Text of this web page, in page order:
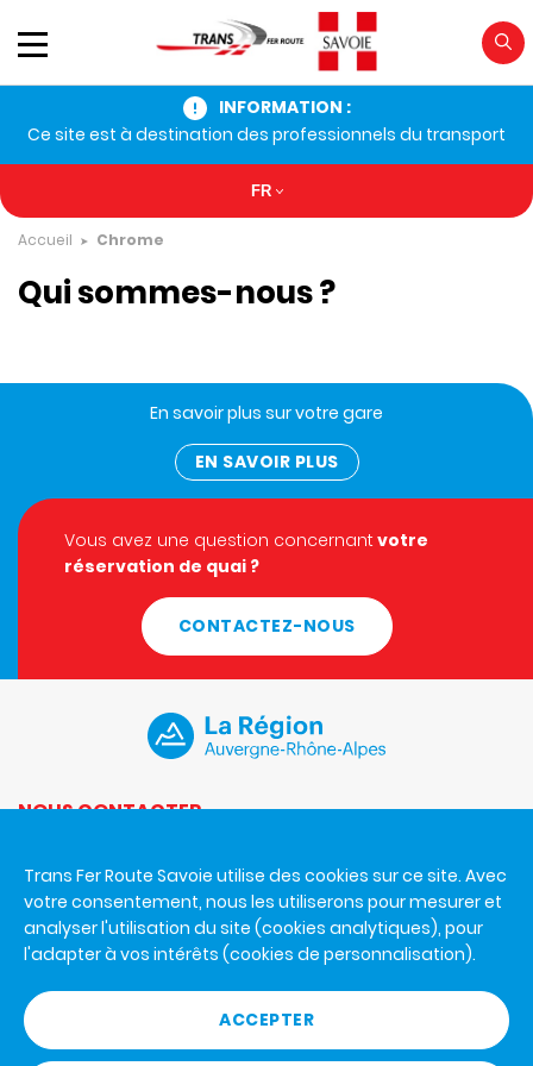
INFORMATION :
Ce site est à destination des professionnels du transport
FR
Accueil Chrome
Qui sommes-nous ?
En savoir plus sur votre gare
EN SAVOIR PLUS
Vous avez une question concernant votre
réservation de quai ?
CONTACTEZ-NOUS
NOUS CONTACTER
Trans Fer Route Savoie
926 A avenue de la Houille Blanche
73000 Chambéry
RÈGLEMENT GÉNÉRAL DES GARES ROUTIÈRES
Trans Fer Route Savoie utilise des cookies sur ce site. Avec
votre consentement, nous les utiliserons pour mesurer et
analyser l'utilisation du site (cookies analytiques), pour
l'adapter à vos intérêts (cookies de personnalisation).
ACCEPTER